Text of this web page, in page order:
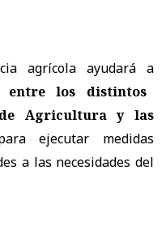
agrícola ayudará a
los distintos
Agricultura y las
ejecutar medidas
a las necesidades del